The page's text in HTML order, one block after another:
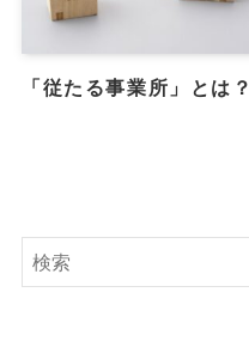
「従たる事業所」とは？